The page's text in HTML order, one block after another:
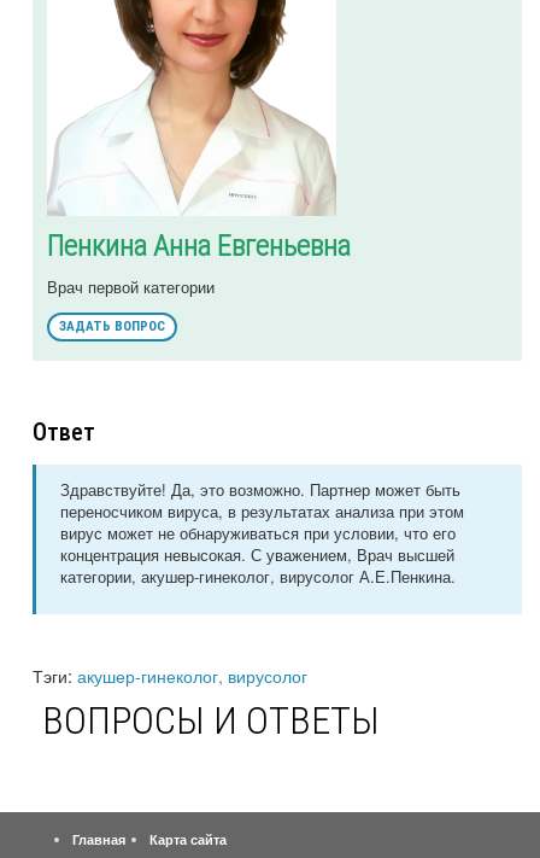
Пенкина Анна Евгеньевна
Врач первой категории
ЗАДАТЬ ВОПРОС
Ответ
Здравствуйте! Да, это возможно. Партнер может быть
переносчиком вируса, в результатах анализа при этом
вирус может не обнаруживаться при условии, что его
концентрация невысокая. С уважением, Врач высшей
категории, акушер-гинеколог, вирусолог А.Е.Пенкина.
Тэги: акушер-гинеколог, вирусолог
ВОПРОСЫ И ОТВЕТЫ
Главная
Карта сайта